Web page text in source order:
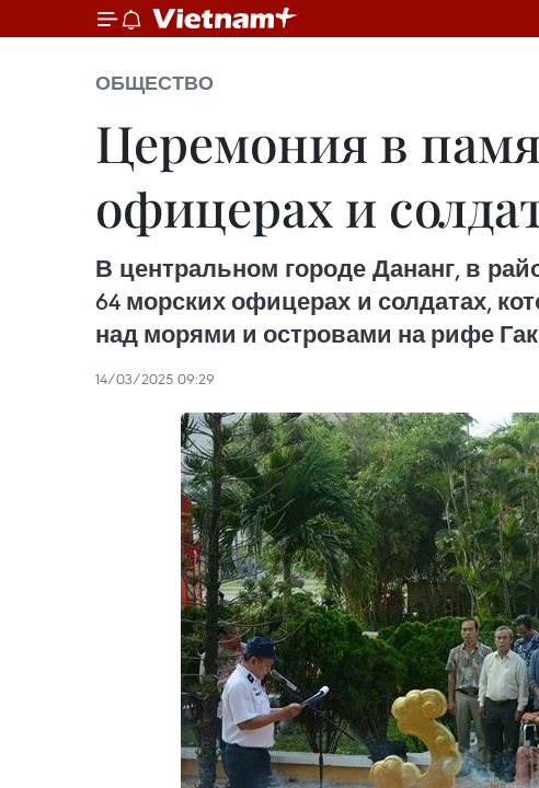
ОБЩЕСТВО
Церемония в
офицерах и
В центральном городе Дананг, в
64 морских офицерах и солдатах,
над морями и островами на рифе
14/03/2025 09:29